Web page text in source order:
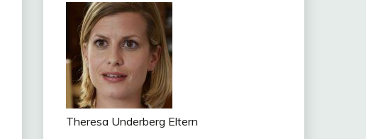
Theresa Underberg Eltern